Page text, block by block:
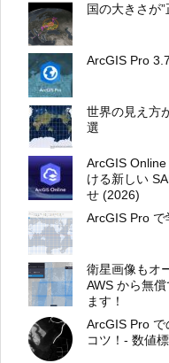
国の大きさが
ArcGIS Pro
世界の見え方
選
ArcGIS
ける新しい
せ (2026)
ArcGIS Pro
衛星画像もオ
AWS から無
ます！
ArcGIS Pro
コツ！- 数値